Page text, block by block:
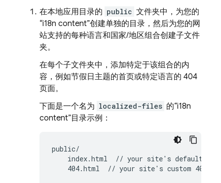
在本地应用目录的 public 文件夹中，为您的
“i18n content”创建单独的目录，然后为您的网
站支持的每种语言和国家/地区组合创建子文件
夹。
在每个子文件夹中，添加特定于该组合的内
容，例如节假日主题的首页或特定语言的 404
页面。
下面是一个名为 localized-files 的“i18n
content”目录示例：
public/
index.html  // your site's default
404.html  // your site's custom 404